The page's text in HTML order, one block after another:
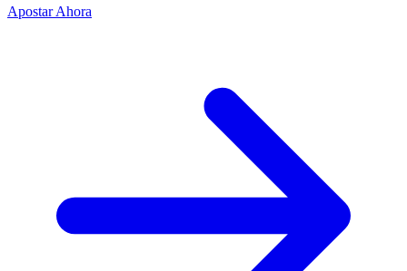
Apostar Ahora